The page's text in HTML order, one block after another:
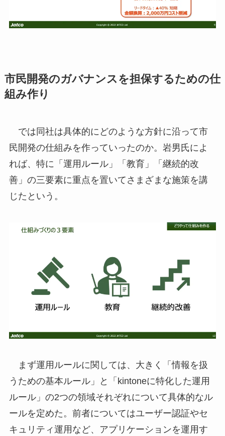
市民開発のガバナンスを担保するための仕
組み作り
では同社は具体的にどのような方針に沿って市
民開発の仕組みを作っていったのか。岩男氏によ
れば、特に「運用ルール」「教育」「継続的改
善」の三要素に重点を置いてさまざまな施策を講
じたという。
まず運用ルールに関しては、大きく「情報を扱
うための基本ルール」と「kintoneに特化した運用
ルール」の2つの領域それぞれについて具体的なル
ールを定めた。前者についてはユーザー認証やセ
キュリティ運用など、アプリケーションを運用す